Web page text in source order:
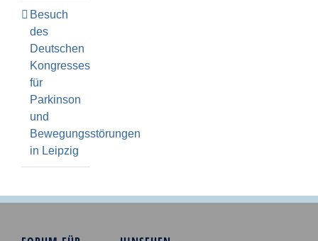
Besuch
des
Deutschen
Kongresses
für
Parkinson
und
Bewegungsstörungen
in Leipzig